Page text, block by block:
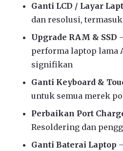
Ganti LCD / Layar
dan resolusi,
Upgrade RAM & SSD
performa laptop lama
signifikan
Ganti Keyboard &
untuk semua merek
Perbaikan Port
Resoldering dan
Ganti Baterai Laptop